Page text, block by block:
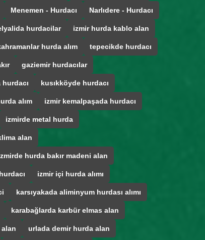
Menemen - Hurdacı Narlıdere - Hurdacı
hurdacilar izmir hurda kablo alan
hurda alım tepecikde hurdacı
gaziemir hurdacılar
kusıkköyde hurdacı
alım izmir kemalpaşada hurdacı
izmirde metal hurda
alan
hurda bakır madeni alan
izmir içi hurda alımı
karsıyakada aliminyum hurdası alımı
karabağlarda karbür elmas alan
urlada demir hurda alan